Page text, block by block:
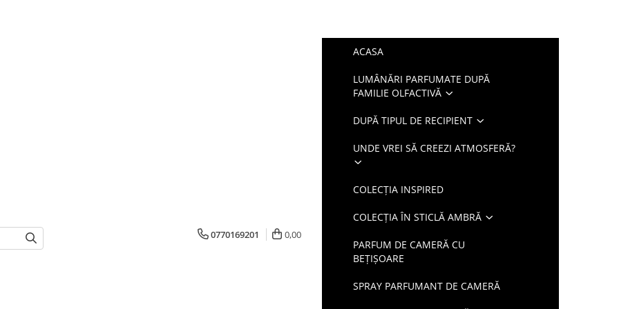
0770169201 0,00
ACASA
LUMÂNĂRI PARFUMATE DUPĂ
FAMILIE OLFACTIVĂ
DUPĂ TIPUL DE RECIPIENT
UNDE VREI SĂ CREEZI ATMOSFERĂ?
COLECȚIA INSPIRED
COLECȚIA ÎN STICLĂ AMBRĂ
PARFUM DE CAMERĂ CU
BEȚIȘOARE
SPRAY PARFUMANT DE CAMERĂ